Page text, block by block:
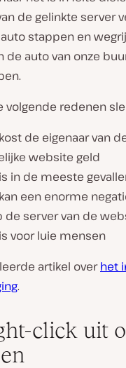
de gelinkte server
stappen en
de auto van onze
volgende redenen
de eigenaar van
website geld
in de meeste
een enorme
de server van de
voor luie mensen
artikel overhet
.
click uit